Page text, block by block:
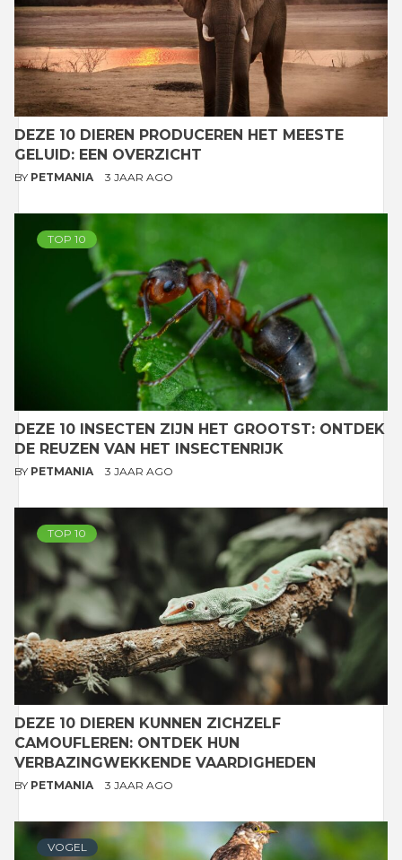
DEZE 10 DIEREN PRODUCEREN HET MEESTE
GELUID: EEN OVERZICHT
BY PETMANIA 3 JAAR AGO
TOP 10
DEZE 10 INSECTEN ZIJN HET GROOTST: ONTDEK
DE REUZEN VAN HET INSECTENRIJK
BY PETMANIA 3 JAAR AGO
TOP 10
DEZE 10 DIEREN KUNNEN ZICHZELF
CAMOUFLEREN: ONTDEK HUN
VERBAZINGWEKKENDE VAARDIGHEDEN
BY PETMANIA 3 JAAR AGO
VOGEL